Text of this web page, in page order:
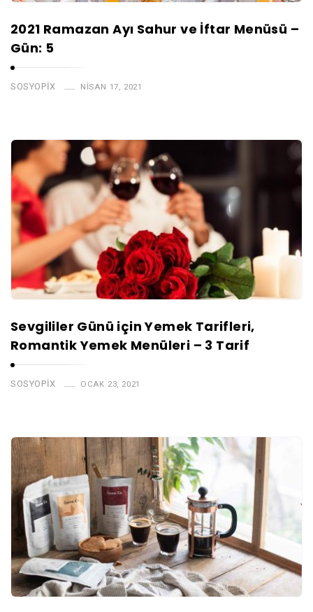
2021 Ramazan Ayı Sahur ve İftar Menüsü –
Gün: 5
SOSYOPIX NISAN 17, 2021
Sevgililer Günü için Yemek Tarifleri,
Romantik Yemek Menüleri – 3 Tarif
SOSYOPIX OCAK 23, 2021